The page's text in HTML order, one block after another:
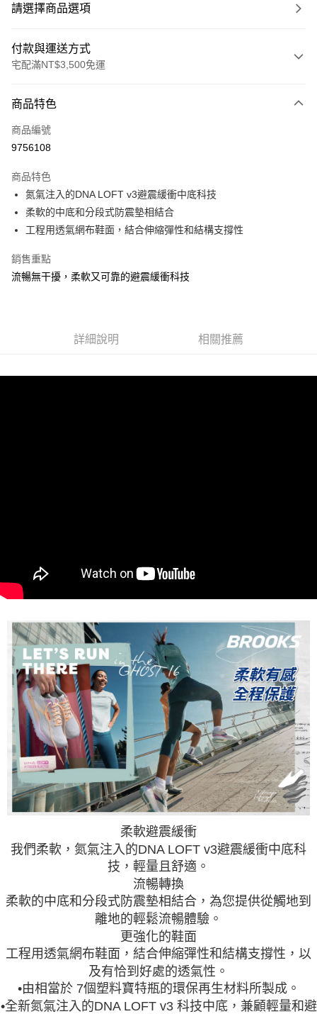
請選擇商品選項
付款與運送方式
宅配滿NT$3,500免運
信用卡一次付款
ATM付款
運送方式
宅配
每筆NT$100，滿NT$3,500(含以上)免運費
商品特色
商品編號
9756108
商品特色
氮氣注入的DNA LOFT v3避震緩衝中底科技
柔軟的中底和分段式防震墊相結合
工程用透氣網布鞋面，結合伸縮彈性和結構支撐性
銷售重點
流暢無干擾，柔軟又可靠的避震緩衝科技
詳細說明 相關推薦
柔軟避震緩衝
我們柔軟，氮氣注入的DNA LOFT v3避震緩衝中底科
技，輕量且舒適。
流暢轉換
柔軟的中底和分段式防震墊相結合，為您提供從觸地到
離地的輕鬆流暢體驗。
更強化的鞋面
工程用透氣網布鞋面，結合伸縮彈性和結構支撐性，以
及有恰到好處的透氣性。
•由相當於 7個塑料寶特瓶的環保再生材料所製成。
•全新氮氣注入的DNA LOFT v3 科技中底，兼顧輕量和避